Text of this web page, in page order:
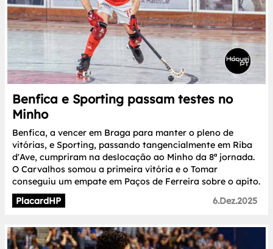
Benfica e Sporting passam testes no
Minho
Benfica, a vencer em Braga para manter o pleno de
vitórias, e Sporting, passando tangencialmente em Riba
d'Ave, cumpriram na deslocação ao Minho da 8ª jornada.
O Carvalhos somou a primeira vitória e o Tomar
conseguiu um empate em Paços de Ferreira sobre o apito.
PlacardHP
6.Dez.2025